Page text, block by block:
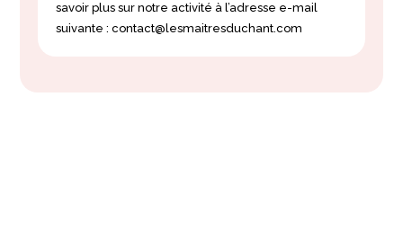
savoir plus sur notre activité à l’adresse e-mail
suivante : contact@lesmaitresduchant.com